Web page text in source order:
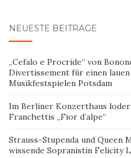
NEUESTE BEITRÄGE
„Cefalo e Procride“ von
Divertissement für einen
Musikfestspielen Potsdam
Im Berliner Konzerthaus
Franchettis „Fior d’alpe“
Strauss-Stupenda und Queen
wissende Sopranistin Felicity